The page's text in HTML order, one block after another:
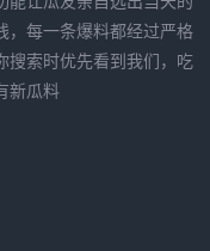
，每一条爆料都经过严格
搜索时优先看到我们，吃
新瓜料